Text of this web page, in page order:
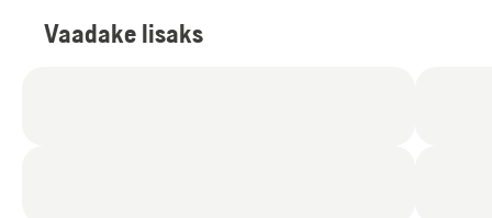
Vaadake lisaks